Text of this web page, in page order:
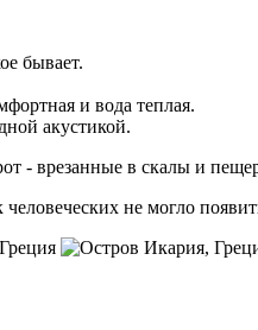
бывает.
и вода теплая.
акустикой.
- врезанные в скалы и
не могло